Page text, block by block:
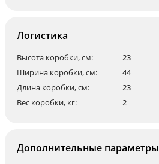
Логистика
Высота коробки, см:
23
Ширина коробки, см:
44
Длина коробки, см:
23
Вес коробки, кг:
2
Дополнительные параметры